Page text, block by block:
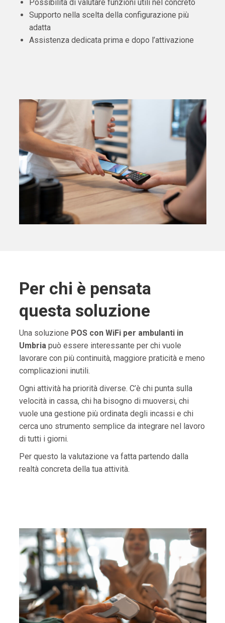
Possibilità di valutare funzioni utili nel concreto
Supporto nella scelta della configurazione più
adatta
Assistenza dedicata prima e dopo l’attivazione
Per chi è pensata
questa soluzione
Una soluzione POS con WiFi per ambulanti in
Umbriapuò essere interessante per chi vuole
lavorare con più continuità, maggiore praticità e meno
complicazioni inutili.
Ogni attività ha priorità diverse. C’è chi punta sulla
velocità in cassa, chi ha bisogno di muoversi, chi
vuole una gestione più ordinata degli incassi e chi
cerca uno strumento semplice da integrare nel lavoro
di tutti i giorni.
Per questo la valutazione va fatta partendo dalla
realtà concreta della tua attività.